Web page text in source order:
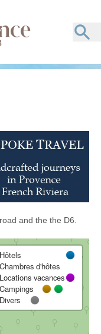
and the the D6.
Hôtels
Chambres d'hôtes
Locations vacances
Campings
Divers